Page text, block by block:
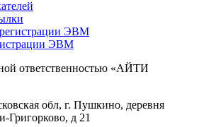
регистрации ЭВМ
ЭВМ
ответственностью «АЙТИ
обл, г. Пушкино, деревня
Григорково, д 21